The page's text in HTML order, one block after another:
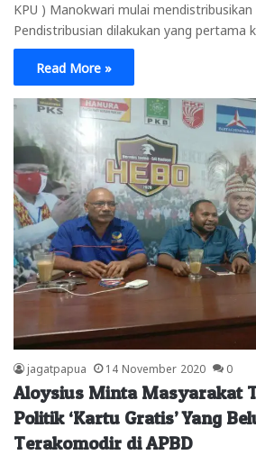
KPU ) Manokwari mulai mendistribusikan
Pendistribusian dilakukan yang pertama
Read More »
jagatpapua 14 November 2020 0
Aloysius Minta Masyarakat
Politik ‘Kartu Gratis’ Yang
Terakomodir di APBD